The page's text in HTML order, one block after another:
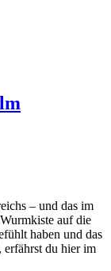
– und das im
auf die
haben und das
du hier im